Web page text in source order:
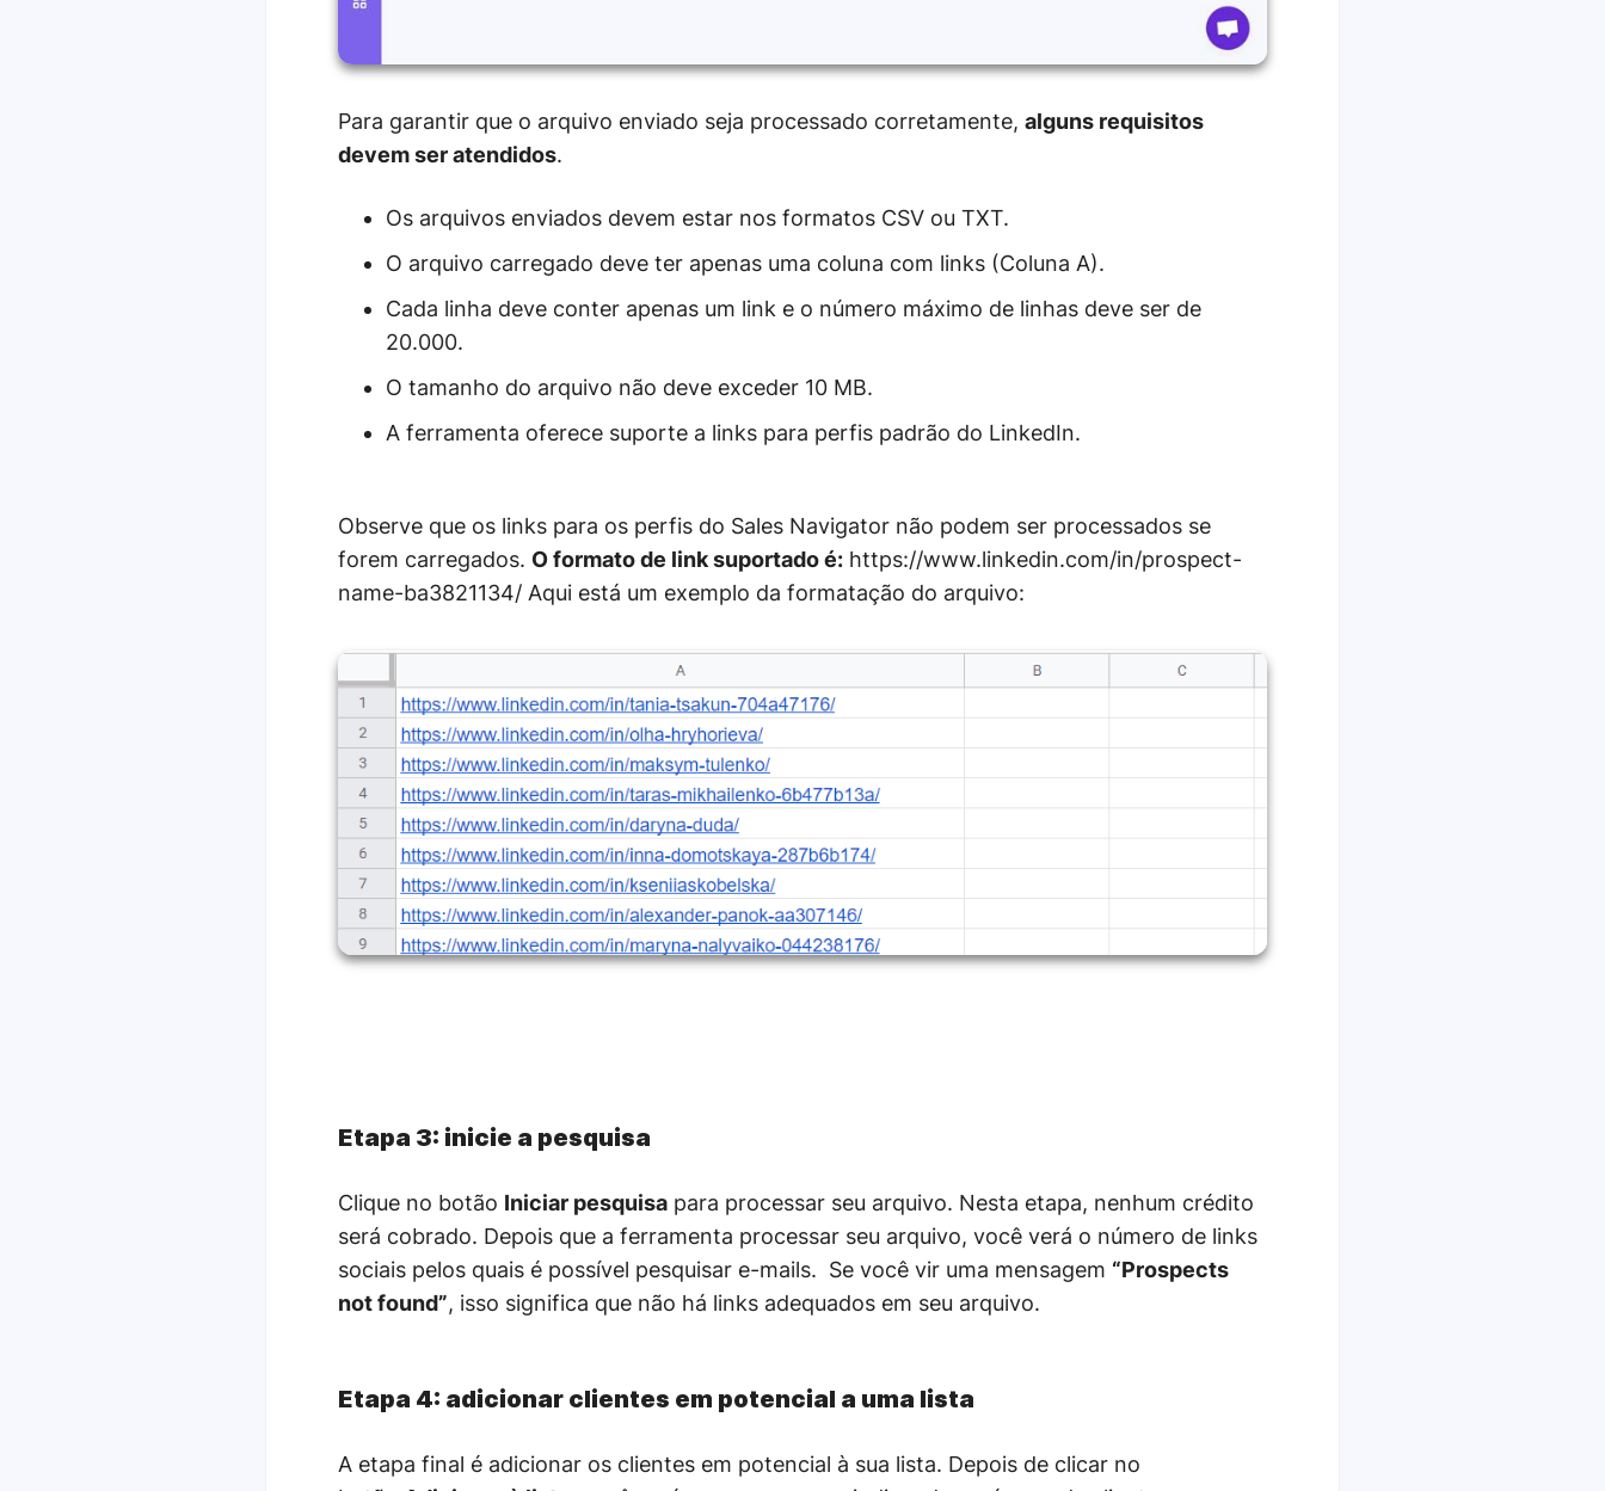
Para garantir que o arquivo enviado seja processado corretamente, alguns requisitos
devem ser atendidos.
Os arquivos enviados devem estar nos formatos CSV ou TXT.
O arquivo carregado deve ter apenas uma coluna com links (Coluna A).
Cada linha deve conter apenas um link e o número máximo de linhas deve ser de
20.000.
O tamanho do arquivo não deve exceder 10 MB.
A ferramenta oferece suporte a links para perfis padrão do LinkedIn.
Observe que os links para os perfis do Sales Navigator não podem ser processados ​​se
forem carregados. O formato de link suportado é: https://www.linkedin.com/in/prospect-
name-ba3821134/ Aqui está um exemplo da formatação do arquivo:
Etapa 3: inicie a pesquisa
Clique no botão Iniciar pesquisa para processar seu arquivo. Nesta etapa, nenhum crédito
será cobrado. Depois que a ferramenta processar seu arquivo, você verá o número de links
sociais pelos quais é possível pesquisar e-mails. Se você vir uma mensagem “Prospects
not found”, isso significa que não há links adequados em seu arquivo.
Etapa 4: adicionar clientes em potencial a uma lista
A etapa final é adicionar os clientes em potencial à sua lista. Depois de clicar no